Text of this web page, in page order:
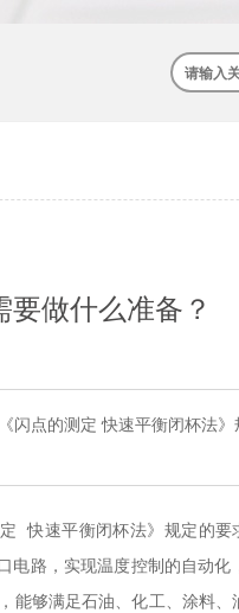
做什么准备？
点的测定 快速平衡闭杯法
快速平衡闭杯法》规定的要
路，实现温度控制的自动
够满足石油、化工、涂料